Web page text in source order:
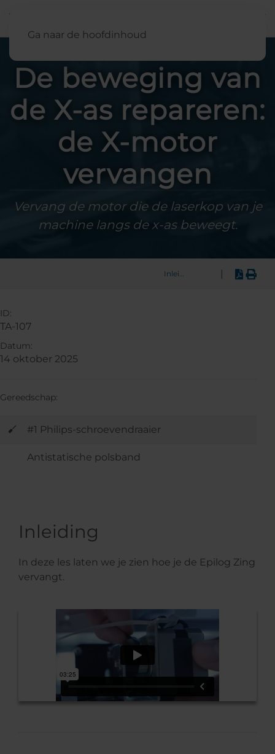
Ga naar de hoofdinhoud
De beweging van
de X-as repareren:
de X-motor
vervangen
Vervang de motor die de laserkop van je
machine langs de x-as beweegt.
Inleiding
Inleiding
In deze les laten we je zien hoe je de Epilog Zing
vervangt.
ID:
TA-107
Datum:
14 oktober 2025
Gereedschap:
#1 Philips-schroevendraaier
Antistatische polsband